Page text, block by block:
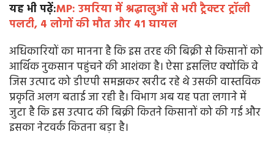
यह भी पढ़ें:MP: उमरिया में श्रद्धालुओं से भरी ट्रैक्टर ट्रॉली
पलटी, 4 लोगों की मौत और 41 घायल
अधिकारियों का मानना है कि इस तरह की बिक्री से किसानों को
आर्थिक नुकसान पहुंचने की आशंका है। ऐसा इसलिए क्योंकि वे
जिस उत्पाद को डीएपी समझकर खरीद रहे थे उसकी वास्तविक
प्रकृति अलग बताई जा रही है। विभाग अब यह पता लगाने में
जुटा है कि इस उत्पाद की बिक्री कितने किसानों को की गई और
इसका नेटवर्क कितना बड़ा है।